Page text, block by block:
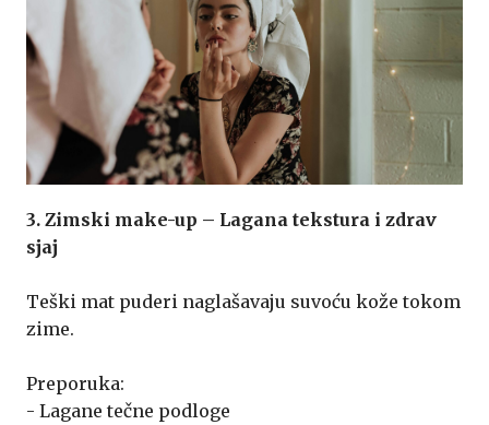
3. Zimski make-up – Lagana tekstura i zdrav
sjaj
Teški mat puderi naglašavaju suvoću kože tokom
zime.
Preporuka:
- Lagane tečne podloge